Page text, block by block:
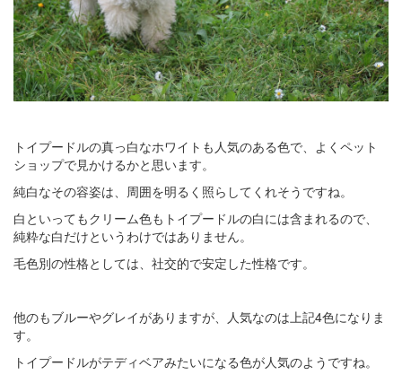
トイプードルの真っ白なホワイトも人気のある色で、よくペット
ショップで見かけるかと思います。
純白なその容姿は、周囲を明るく照らしてくれそうですね。
白といってもクリーム色もトイプードルの白には含まれるので、
純粋な白だけというわけではありません。
毛色別の性格としては、社交的で安定した性格です。
他のもブルーやグレイがありますが、人気なのは上記4色になりま
す。
トイプードルがテディベアみたいになる色が人気のようですね。